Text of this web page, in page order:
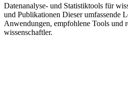
Datenanalyse- und Statistiktools für
und Publikationen Dieser umfassende
Anwendungen, empfohlene Tools und
wissenschaftler.